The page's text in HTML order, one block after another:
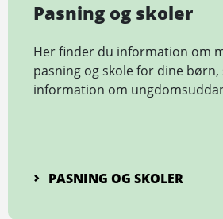
Pasning og skoler
Her finder du information om
pasning og skole for dine børn,
information om
PASNING OG SKOLER